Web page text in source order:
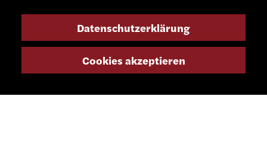
+41 32 491 67 00
Datenschutzerklärung
Cookies akzeptieren